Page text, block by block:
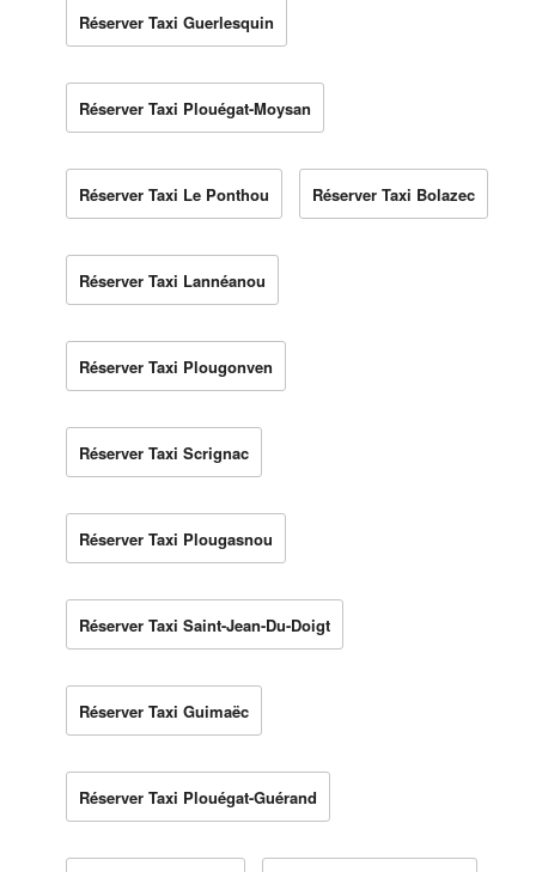
Réserver Taxi Guerlesquin
Réserver Taxi Plouégat-Moysan
Réserver Taxi Le Ponthou Réserver Taxi Bolazec
Réserver Taxi Lannéanou
Réserver Taxi Plougonven
Réserver Taxi Scrignac
Réserver Taxi Plougasnou
Réserver Taxi Saint-Jean-Du-Doigt
Réserver Taxi Guimaëc
Réserver Taxi Plouégat-Guérand